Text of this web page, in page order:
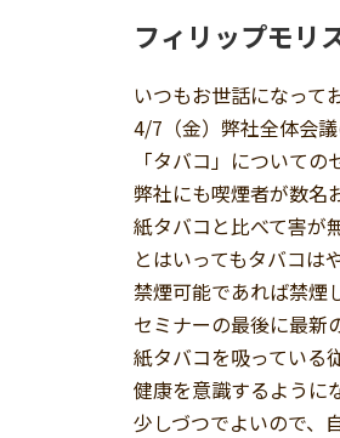
フィリップモリ
いつもお世話になって
4/7（金）弊社全体会
「タバコ」について
弊社にも喫煙者が数名
紙タバコと比べて害が
とはいってもタバコは
禁煙可能であれば禁煙
セミナーの最後に最新
紙タバコを吸っている
健康を意識するように
少しづつでよいので、